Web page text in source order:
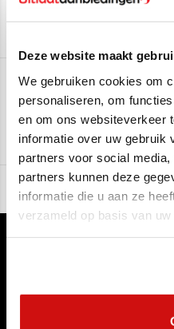
Deze website maakt
We gebruiken cookies om
personaliseren, om
en om ons websiteverkeer
informatie over uw gebruik
partners voor social
partners kunnen deze
informatie die u aan ze
verzameld op basis van
Uitlaat,
Deze tussendemper is
2008)
Opel Agila A 1.0 Hatchback
2008)
Mocht u verder nog vragen
Edex
Aan verlanglijst toevoegen